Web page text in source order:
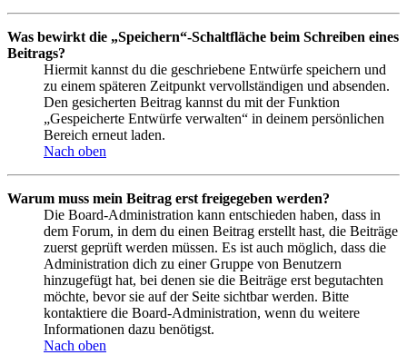
Was bewirkt die „Speichern“-Schaltfläche beim Schreiben eines
Beitrags?
Hiermit kannst du die geschriebene Entwürfe speichern und
zu einem späteren Zeitpunkt vervollständigen und absenden.
Den gesicherten Beitrag kannst du mit der Funktion
„Gespeicherte Entwürfe verwalten“ in deinem persönlichen
Bereich erneut laden.
Nach oben
Warum muss mein Beitrag erst freigegeben werden?
Die Board-Administration kann entschieden haben, dass in
dem Forum, in dem du einen Beitrag erstellt hast, die Beiträge
zuerst geprüft werden müssen. Es ist auch möglich, dass die
Administration dich zu einer Gruppe von Benutzern
hinzugefügt hat, bei denen sie die Beiträge erst begutachten
möchte, bevor sie auf der Seite sichtbar werden. Bitte
kontaktiere die Board-Administration, wenn du weitere
Informationen dazu benötigst.
Nach oben